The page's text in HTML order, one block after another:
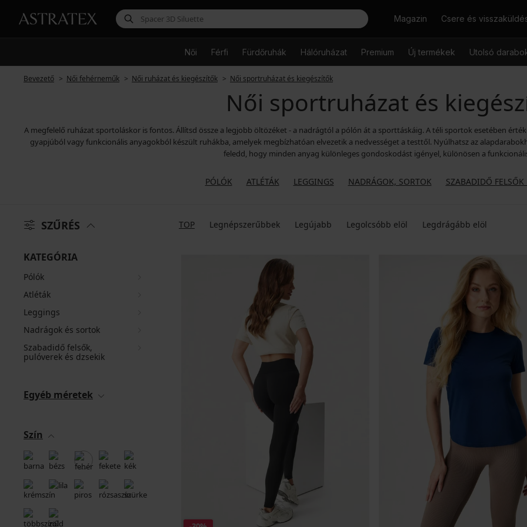
KeresésMagazin Csere és
Női Férfi Fürdőruhák Hálóruházat Premium Új termékek Utolsó
Bevezető Női fehérneműk Női ruházat és kiegészítők Női sportruházat és kiegészítők
Női sportruházat és
A megfelelő ruházat sportoláskor is fontos. Állítsd össze a legjobb öltözéket - a nadrágtól a pólón át a sporttáskáig. A téli sportok esetében
gyapjúból vagy funkcionális anyagokból készült ruhákba, amelyek megbízhatóan elvezetik a nedvességet a testtől. Nyúlhatsz az
feledd, hogy minden anyag különleges gondoskodást igényel, különösen a
PÓLÓK ATLÉTÁK LEGGINGS NADRÁGOK, SORTOK SZABADIDŐ FELSŐK
SZŰRÉS TOP Legnépszerűbbek Legújabb Legolcsóbb elöl Legdrágább elöl
KATEGÓRIA
Pólók
Atléták
Leggings
Nadrágok és sortok
Szabadidő felsők,
pulóverek és dzsekik
Egyéb méretek
Szín